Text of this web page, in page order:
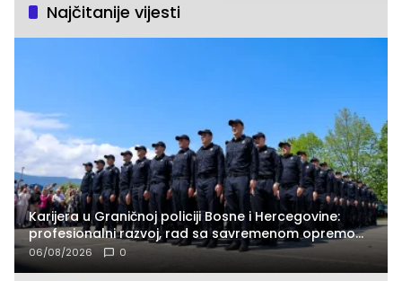
Najčitanije vijesti
Karijera u Graničnoj policiji Bosne i Hercegovine:
profesionalni razvoj, rad sa savremenom opremom
i služba građanima
06/08/2026 0